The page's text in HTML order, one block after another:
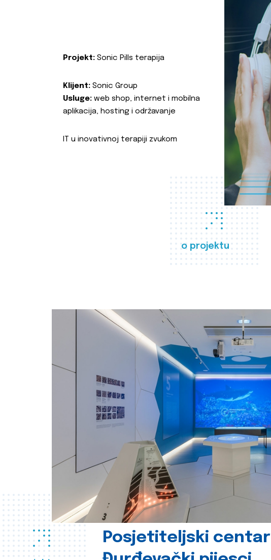
o projektu
Projekt: Sonic Pills terapija
Klijent: Sonic Group
Usluge: web shop, internet i mobilna
aplikacija, hosting i održavanje
IT u inovativnoj terapiji zvukom
Posjetiteljski centar